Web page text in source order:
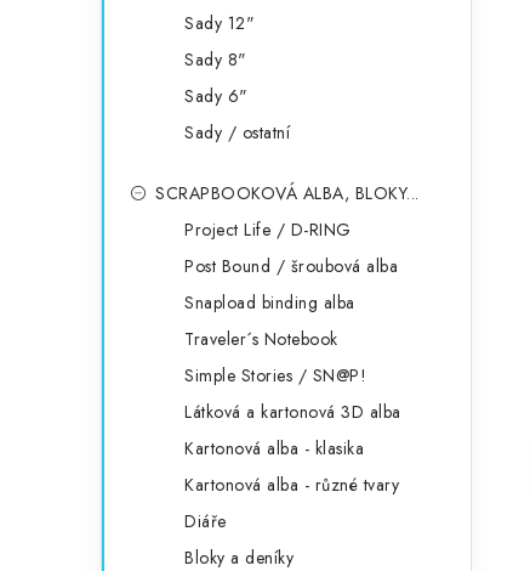
Sady 12"
Sady 8"
Sady 6"
Sady / ostatní
SCRAPBOOKOVÁ ALBA, BLOKY...
Project Life / D-RING
Post Bound / šroubová alba
Snapload binding alba
Traveler´s Notebook
Simple Stories / SN@P!
Látková a kartonová 3D alba
Kartonová alba - klasika
Kartonová alba - různé tvary
Diáře
Bloky a deníky